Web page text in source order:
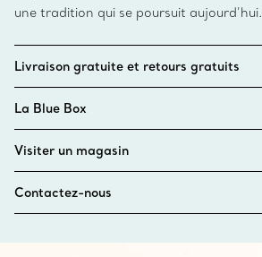
une tradition qui se poursuit aujourd’hui.
Livraison gratuite et retours gratuits
La Blue Box
Visiter un magasin
Contactez-nous